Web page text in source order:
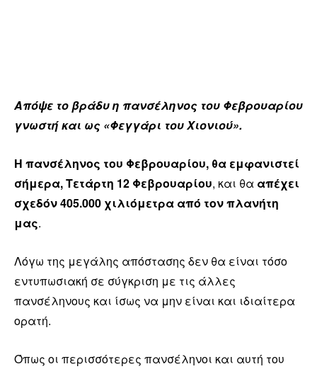
Απόψε το βράδυ η πανσέληνος του Φεβρουαρίου
γνωστή και ως «Φεγγάρι του Χιονιού».
H πανσέληνος του Φεβρουαρίου, θα εμφανιστεί
σήμερα, Τετάρτη 12 Φεβρουαρίου, και θα απέχει
σχεδόν 405.000 χιλιόμετρα από τον πλανήτη
μας.
Λόγω της μεγάλης απόστασης δεν θα είναι τόσο
εντυπωσιακή σε σύγκριση με τις άλλες
πανσέληνους και ίσως να μην είναι και ιδιαίτερα
ορατή.
Όπως οι περισσότερες πανσέληνοι και αυτή του